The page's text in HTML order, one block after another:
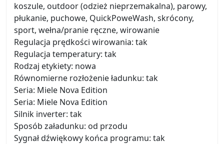
koszule, outdoor (odzież nieprzemakalna), parowy,
płukanie, puchowe, QuickPoweWash, skrócony,
sport, wełna/pranie ręczne, wirowanie
Regulacja prędkości wirowania: tak
Regulacja temperatury: tak
Rodzaj etykiety: nowa
Równomierne rozłożenie ładunku: tak
Seria: Miele Nova Edition
Seria: Miele Nova Edition
Silnik inverter: tak
Sposób załadunku: od przodu
Sygnał dźwiękowy końca programu: tak